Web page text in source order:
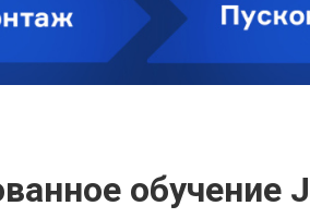
обучение